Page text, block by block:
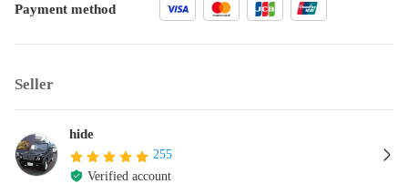
Payment method
Seller
hide
255
Verified account